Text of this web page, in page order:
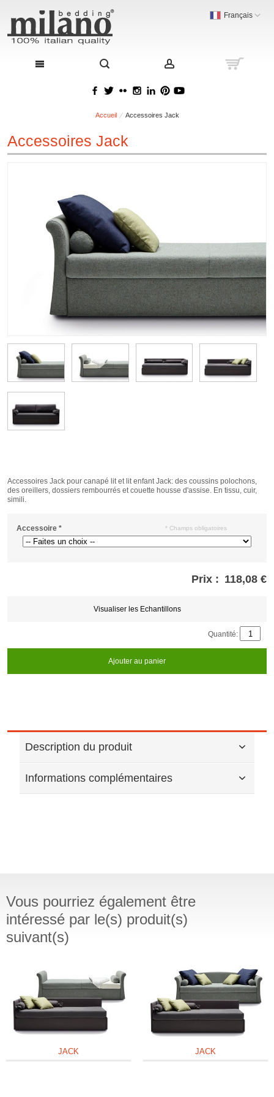
Français
Accueil Accessoires Jack
Accessoires Jack
Accessoires Jack pour canapé lit et lit enfant Jack: des coussins polochons,
des oreillers, dossiers rembourrés et couette housse d'assise. En tissu, cuir,
simili.
Accessoire * * Champs obligatoires
Prix : 118,08 €
Visualiser les Echantillons
Quantité:
Ajouter au panier
Description du produit
Informations complémentaires
Vous pourriez également être
intéressé par le(s) produit(s)
suivant(s)
JACK JACK